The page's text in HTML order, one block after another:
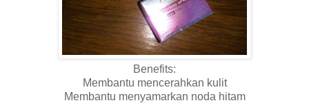
Benefits:
Membantu mencerahkan kulit
Membantu menyamarkan noda hitam